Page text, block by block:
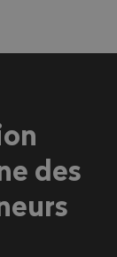
à la chaleur.
des